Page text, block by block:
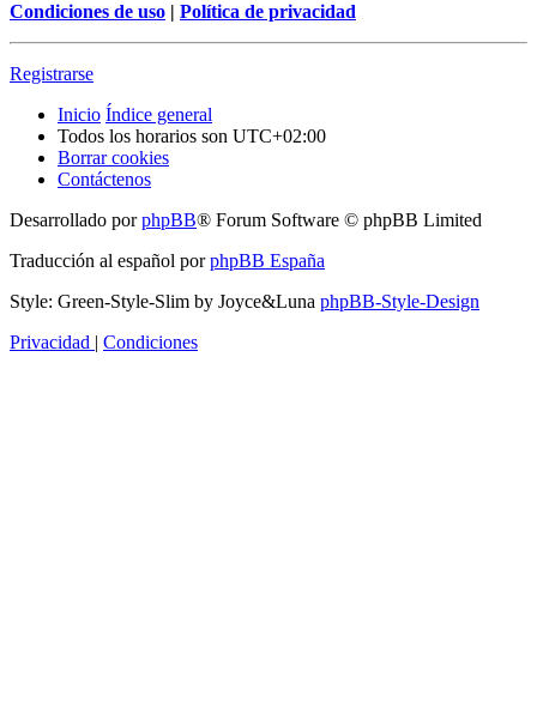
Condiciones de uso | Política de privacidad
Registrarse
Inicio Índice general
Todos los horarios son UTC+02:00
Borrar cookies
Contáctenos
Desarrollado porphpBB® Forum Software © phpBB Limited
Traducción al español porphpBB España
Style: Green-Style-Slim by Joyce&Luna phpBB-Style-Design
Privacidad | Condiciones